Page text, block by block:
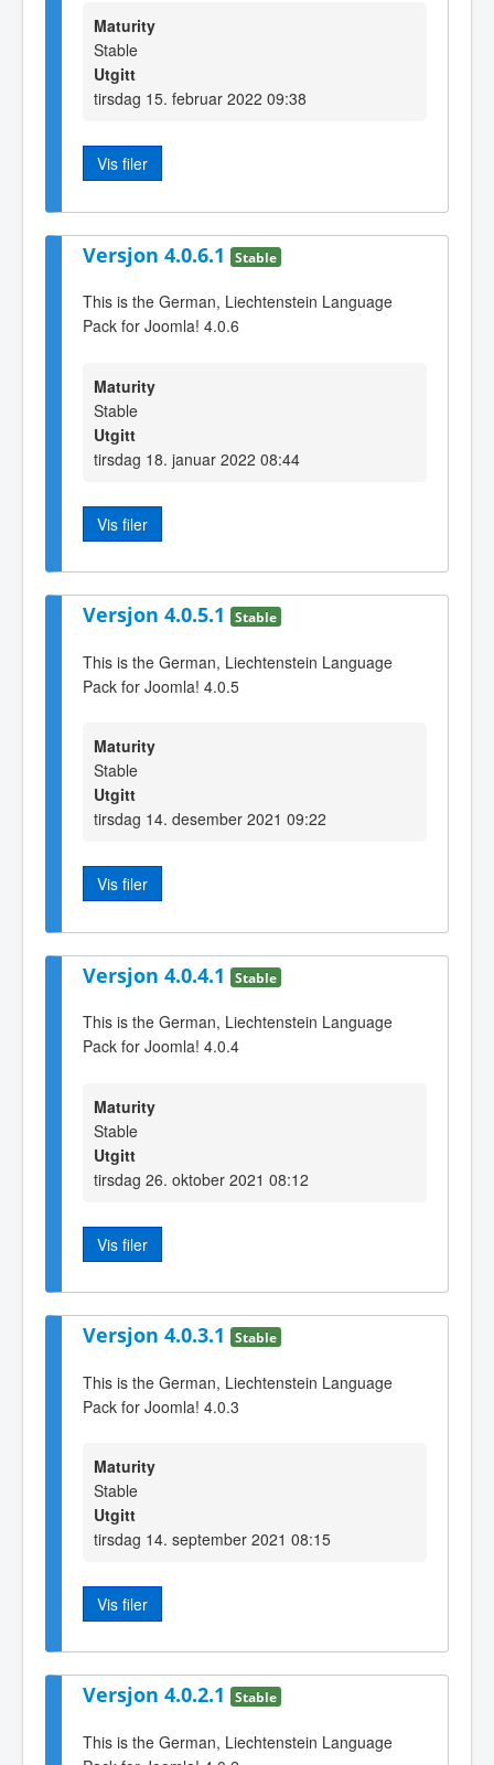
Maturity
Stable
Utgitt
tirsdag 15. februar 2022 09:38
Vis filer
Versjon 4.0.6.1 Stable
This is the German, Liechtenstein Language
Pack for Joomla! 4.0.6
Maturity
Stable
Utgitt
tirsdag 18. januar 2022 08:44
Vis filer
Versjon 4.0.5.1 Stable
This is the German, Liechtenstein Language
Pack for Joomla! 4.0.5
Maturity
Stable
Utgitt
tirsdag 14. desember 2021 09:22
Vis filer
Versjon 4.0.4.1 Stable
This is the German, Liechtenstein Language
Pack for Joomla! 4.0.4
Maturity
Stable
Utgitt
tirsdag 26. oktober 2021 08:12
Vis filer
Versjon 4.0.3.1 Stable
This is the German, Liechtenstein Language
Pack for Joomla! 4.0.3
Maturity
Stable
Utgitt
tirsdag 14. september 2021 08:15
Vis filer
Versjon 4.0.2.1 Stable
This is the German, Liechtenstein Language